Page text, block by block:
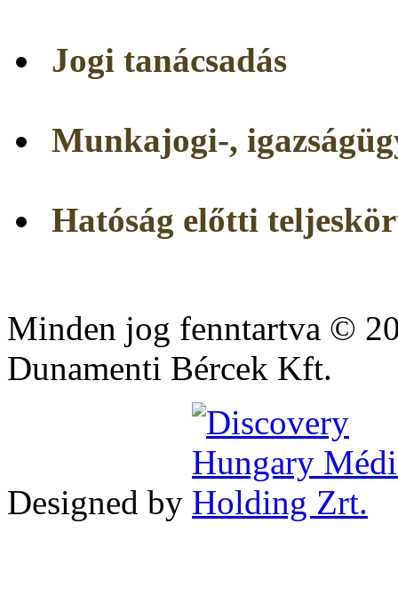
Jogi tanácsadás
Munkajogi-,
Hatóság előtti
Minden jog fenntartva ©
Dunamenti Bércek Kft.
Designed by